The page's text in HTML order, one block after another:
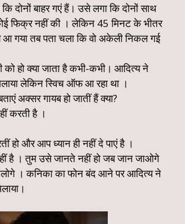
दोनों बाहर गएं हैं। उसे लगा कि दोनों साथ
फिक्र नहीं की । लेकिन 45 मिनट के भीतर
आ गया तब पता चला कि वो अकेली निकल गई
को हो क्या जाता है कभी-कभी। आदित्य ने
लेकिन स्विच ऑफ आ रहा था ।
अक्सर गायब हो जातीं हैं क्या?
करती है ।
हो और आप ध्यान ही नहीं दे पाएं है ।
है । तुम उसे जानते नहीं हो जब जान जाओगे
। कनिका का फोन बंद आने पर आदित्य ने